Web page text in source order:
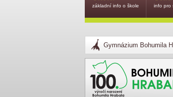
Gymnázium Bohumila
základní info o škole info pro